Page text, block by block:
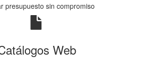
presupuesto sin compromiso
Web